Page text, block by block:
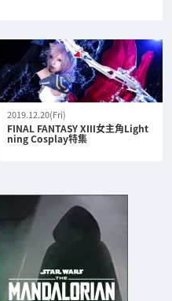
2019.12.20(Fri)
FINAL FANTASY XIII女主角Light
ning Cosplay特集